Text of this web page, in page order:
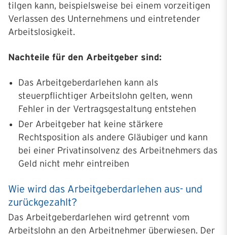
tilgen kann, beispielsweise bei einem vorzeitigen
Verlassen des Unternehmens und eintretender
Arbeitslosigkeit.
Nachteile für den Arbeitgeber sind:
Das Arbeitgeberdarlehen kann als
steuerpflichtiger Arbeitslohn gelten, wenn
Fehler in der Vertragsgestaltung entstehen
Der Arbeitgeber hat keine stärkere
Rechtsposition als andere Gläubiger und kann
bei einer Privatinsolvenz des Arbeitnehmers das
Geld nicht mehr eintreiben
Wie wird das Arbeitgeberdarlehen aus- und
zurückgezahlt?
Das Arbeitgeberdarlehen wird getrennt vom
Arbeitslohn an den Arbeitnehmer überwiesen. Der